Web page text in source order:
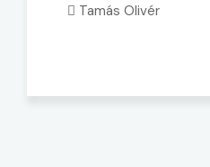
 Tamás Olivér